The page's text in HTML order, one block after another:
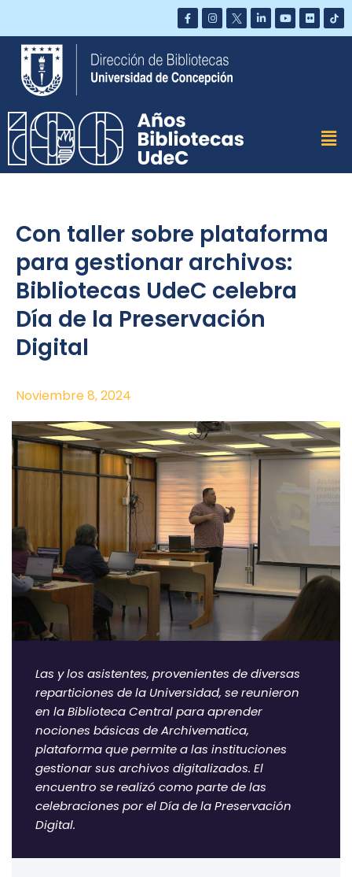
Saltar
contenido
Con taller sobre plataforma
para gestionar archivos:
Bibliotecas UdeC celebra
Día de la Preservación
Digital
Noviembre 8, 2024
Las y los asistentes, provenientes de diversas
reparticiones de la Universidad, se reunieron
en la Biblioteca Central para aprender
nociones básicas de Archivematica,
plataforma que permite a las instituciones
gestionar sus archivos digitalizados. El
encuentro se realizó como parte de las
celebraciones por el Día de la Preservación
Digital.